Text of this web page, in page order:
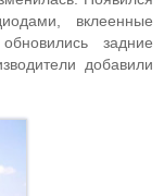
вклеенные
задние
добавили